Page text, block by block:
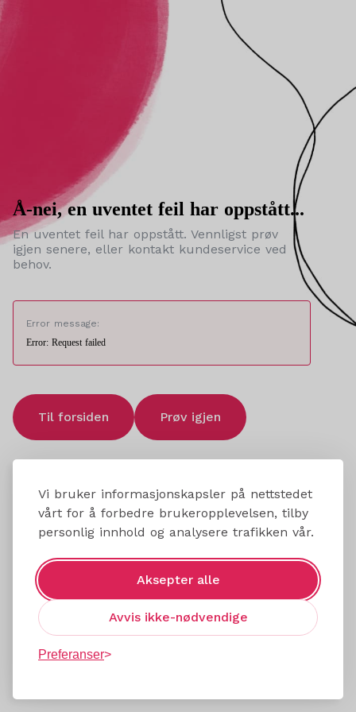
Vi bruker informasjonskapsler på nettstedet
vårt for å forbedre brukeropplevelsen, tilby
personlig innhold og analysere trafikken vår.
Aksepter alle
Avvis ikke-nødvendige
Preferanser
Å-nei, en uventet feil har oppstått...
En uventet feil har oppstått. Vennligst prøv
igjen senere, eller kontakt kundeservice ved
behov.
Error message:
Error: Request failed
Til forsiden Prøv igjen